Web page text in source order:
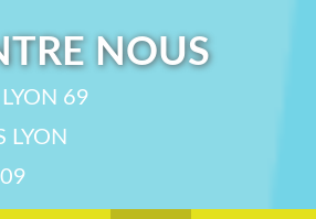
NOUS
69
LYON